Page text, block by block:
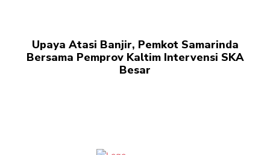
Upaya Atasi Banjir, Pemkot Samarinda
Bersama Pemprov Kaltim Intervensi SKA
Besar